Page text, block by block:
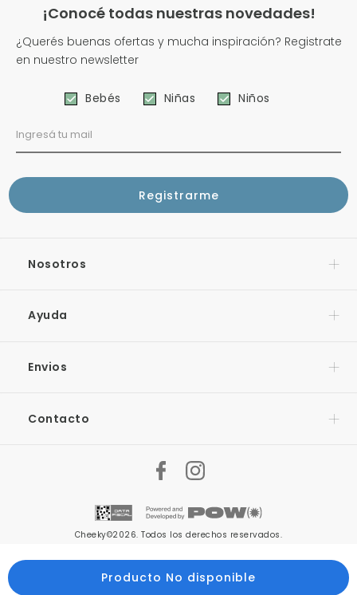
¡Conocé todas nuestras novedades!
¿Querés buenas ofertas y mucha inspiración? Registrate
en nuestro newsletter
Bebés Niñas Niños
Nosotros
Ayuda
Envios
Contacto
Cheeky©2026. Todos los derechos reservados.